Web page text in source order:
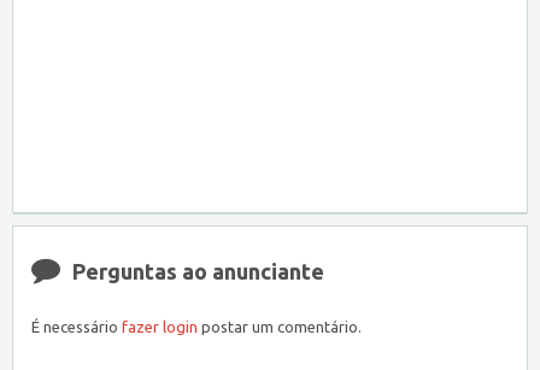
Perguntas ao anunciante
É necessário fazer login postar um comentário.